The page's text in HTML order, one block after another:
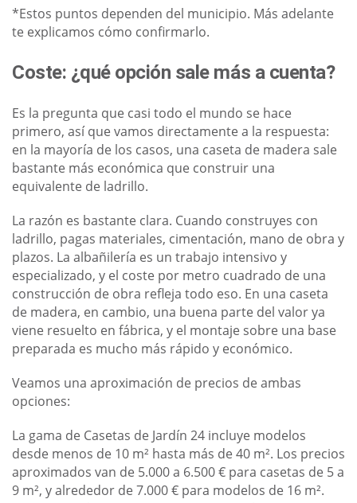
*Estos puntos dependen del municipio. Más adelante
te explicamos cómo confirmarlo.
Coste: ¿qué opción sale más a cuenta?
Es la pregunta que casi todo el mundo se hace
primero, así que vamos directamente a la respuesta:
en la mayoría de los casos, una caseta de madera sale
bastante más económica que construir una
equivalente de ladrillo.
La razón es bastante clara. Cuando construyes con
ladrillo, pagas materiales, cimentación, mano de obra y
plazos. La albañilería es un trabajo intensivo y
especializado, y el coste por metro cuadrado de una
construcción de obra refleja todo eso. En una caseta
de madera, en cambio, una buena parte del valor ya
viene resuelto en fábrica, y el montaje sobre una base
preparada es mucho más rápido y económico.
Veamos una aproximación de precios de ambas
opciones:
La gama de Casetas de Jardín 24 incluye modelos
desde menos de 10 m² hasta más de 40 m². Los precios
aproximados van de 5.000 a 6.500 € para casetas de 5 a
9 m², y alrededor de 7.000 € para modelos de 16 m².